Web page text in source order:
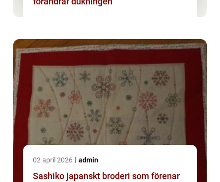
02 april 2026 admin
Sashiko japanskt broderi som förenar